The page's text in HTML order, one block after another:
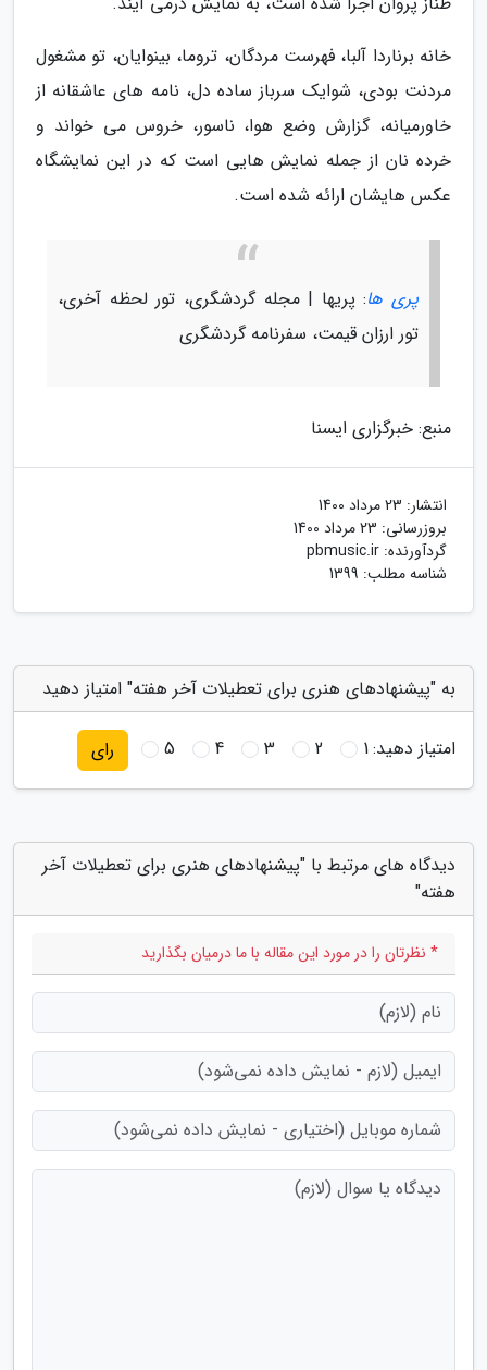
خانه برناردا آلبا، فهرست مردگان، تروما، بینوایان، تو مشغول
مردنت بودی، شوایک سرباز ساده دل، نامه های عاشقانه از
خاورمیانه، گزارش وضع هوا، ناسور، خروس می خواند و
خرده نان از جمله نمایش هایی است که در این نمایشگاه
عکس هایشان ارائه شده است.
پری ها: پریها | مجله گردشگری، تور لحظه آخری،
تور ارزان قیمت، سفرنامه گردشگری
منبع: خبرگزاری ایسنا
انتشار: 23 مرداد 1400
بروزرسانی: 23 مرداد 1400
گردآورنده: pbmusic.ir
شناسه مطلب: 1399
به "پیشنهادهای هنری برای تعطیلات آخر هفته" امتیاز دهید
امتیاز دهید:1
2
3
4
5 رای
دیدگاه های مرتبط با "پیشنهادهای هنری برای تعطیلات آخر
هفته"
* نظرتان را در مورد این مقاله با ما درمیان بگذارید